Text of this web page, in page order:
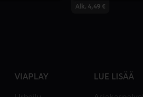
Alk. 4,49 €
VIAPLAY LUE LISÄÄ